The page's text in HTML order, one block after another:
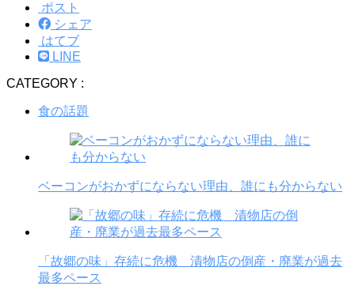
ポスト
シェア
はてブ
LINE
CATEGORY :
食の話題
ベーコンがおかずにならない理由、誰にも分からない
「故郷の味」存続に危機 漬物店の倒産・廃業が過去
最多ペース